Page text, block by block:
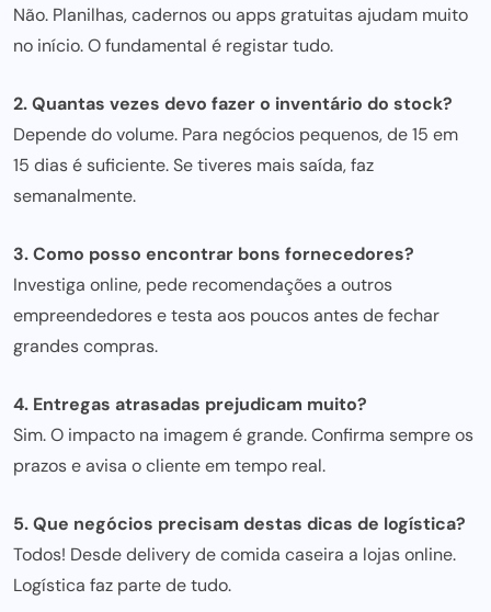
Não. Planilhas, cadernos ou apps gratuitas ajudam muito
no início. O fundamental é registar tudo.
2. Quantas vezes devo fazer o inventário do stock?
Depende do volume. Para negócios pequenos, de 15 em
15 dias é suficiente. Se tiveres mais saída, faz
semanalmente.
3. Como posso encontrar bons fornecedores?
Investiga online, pede recomendações a outros
empreendedores e testa aos poucos antes de fechar
grandes compras.
4. Entregas atrasadas prejudicam muito?
Sim. O impacto na imagem é grande. Confirma sempre os
prazos e avisa o cliente em tempo real.
5. Que negócios precisam destas dicas de logística?
Todos! Desde delivery de comida caseira a lojas online.
Logística faz parte de tudo.